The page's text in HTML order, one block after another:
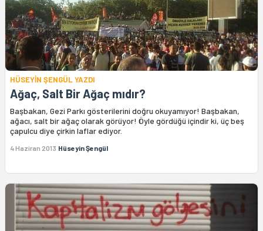
HÜSEYİN ŞENGÜL YAZDI
Ağaç, Salt Bir Ağaç mıdır?
Başbakan, Gezi Parkı gösterilerini doğru okuyamıyor! Başbakan,
ağacı, salt bir ağaç olarak görüyor! Öyle gördüğü içindir ki, üç beş
çapulcu diye çirkin laflar ediyor.
4 Haziran 2013 Hüseyin Şengül